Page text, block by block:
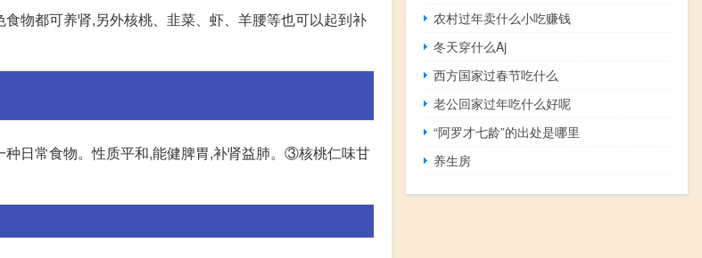
物都可养肾,另外核桃、韭菜、虾、羊腰等也可以起到补
日常食物。性质平和,能健脾胃,补肾益肺。③核桃仁味甘
农村过年卖什么小吃赚钱
冬天穿什么Aj
西方国家过春节吃什么
老公回家过年吃什么好呢
“阿罗才七龄”的出处是哪里
养生房